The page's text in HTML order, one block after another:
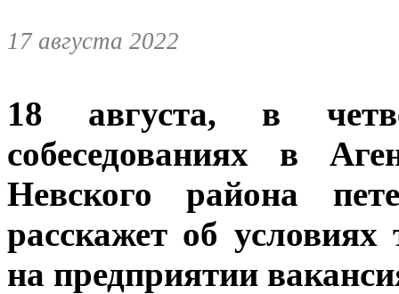
17 августа 2022
18 августа, в
собеседованиях в
Невского района
расскажет об
на предприятии